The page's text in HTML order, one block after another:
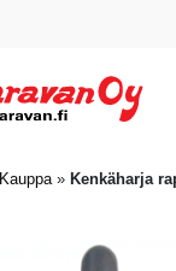
Kauppa» Kenkäharja